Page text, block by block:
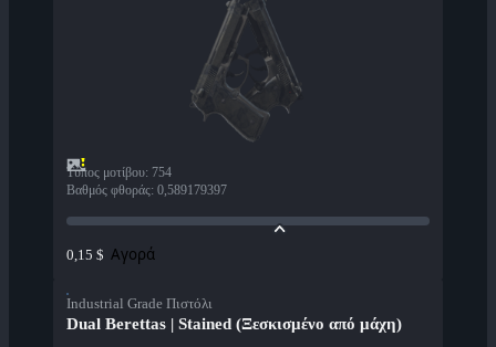
Τύπος μοτίβου: 754
Βαθμός φθοράς: 0,589179397
0,15 $ Αγορά
Industrial Grade Πιστόλι
Dual Berettas | Stained (Ξεσκισμένο από μάχη)